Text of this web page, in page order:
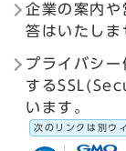
企業の案内や
答はいたしま
プライバシ
する
います。
次のリンクは別ウ